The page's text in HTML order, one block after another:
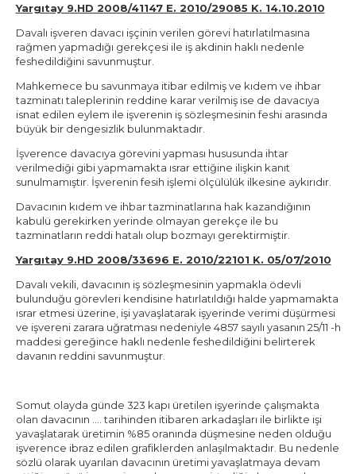
Yargıtay 9.HD 2008/41147 E. 2010/29085 K. 14.10.2010
Davalı işveren davacı işçinin verilen görevi hatırlatılmasına
rağmen yapmadığı gerekçesi ile iş akdinin haklı nedenle
feshedildiğini savunmuştur.
Mahkemece bu savunmaya itibar edilmiş ve kıdem ve ihbar
tazminatı taleplerinin reddine karar verilmiş ise de davacıya
isnat edilen eylem ile işverenin iş sözleşmesinin feshi arasında
büyük bir dengesizlik bulunmaktadır.
İşverence davacıya görevini yapması hususunda ihtar
verilmediği gibi yapmamakta ısrar ettiğine ilişkin kanıt
sunulmamıştır. İşverenin fesih işlemi ölçülülük ilkesine aykırıdır.
Davacının kıdem ve ihbar tazminatlarına hak kazandığının
kabulü gerekirken yerinde olmayan gerekçe ile bu
tazminatların reddi hatalı olup bozmayı gerektirmiştir.
Yargıtay 9.HD 2008/33696 E. 2010/22101 K. 05/07/2010
Davalı vekili, davacının iş sözleşmesinin yapmakla ödevli
bulunduğu görevleri kendisine hatırlatıldığı halde yapmamakta
ısrar etmesi üzerine, işi yavaşlatarak işyerinde verimi düşürmesi
ve işvereni zarara uğratması nedeniyle 4857 sayılı yasanın 25/11 -h
maddesi gereğince haklı nedenle feshedildiğini belirterek
davanın reddini savunmuştur.
Somut olayda günde 323 kapı üretilen işyerinde çalışmakta
olan davacının …. tarihinden itibaren arkadaşları ile birlikte işi
yavaşlatarak üretimin %85 oranında düşmesine neden olduğu
işverence ibraz edilen grafiklerden anlaşılmaktadır. Bu nedenle
sözlü olarak uyarılan davacının üretimi yavaşlatmaya devam